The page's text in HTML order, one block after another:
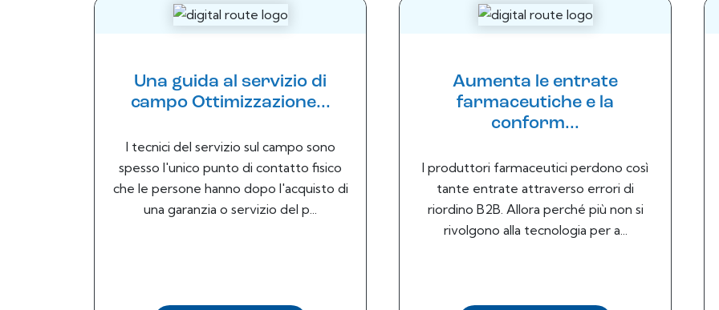
Una guida al servizio di
campo Ottimizzazione...
I tecnici del servizio sul campo sono
spesso l'unico punto di contatto fisico
che le persone hanno dopo l'acquisto di
una garanzia o servizio del p...
Aumenta le entrate
farmaceutiche e la
conform...
I produttori farmaceutici perdono così
tante entrate attraverso errori di
riordino B2B. Allora perché più non si
rivolgono alla tecnologia per a...